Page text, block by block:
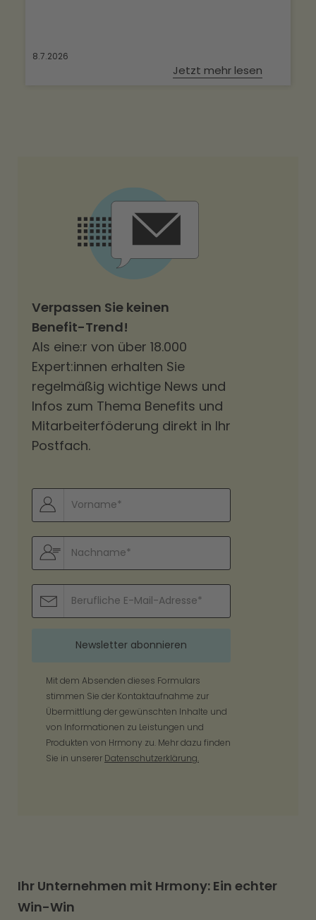
8.7.2026
Jetzt mehr lesen
Verpassen Sie keinen
Benefit-Trend!
Als eine:r von über 18.000
Expert:innen erhalten Sie
regelmäßig wichtige News und
Infos zum Thema Benefits und
Mitarbeiterföderung direkt in Ihr
Postfach.
Mit dem Absenden dieses Formulars
stimmen Sie der Kontaktaufnahme zur
Übermittlung der gewünschten Inhalte und
von Informationen zu Leistungen und
Produkten von Hrmony zu. Mehr dazu finden
Sie in unserer Datenschutzerklärung.
Ihr Unternehmen mit Hrmony: Ein echter
Win-Win